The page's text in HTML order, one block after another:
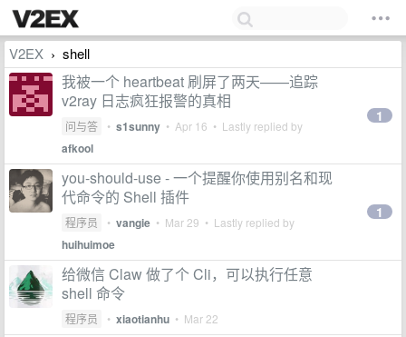
V2EX › shell
我被一个 heartbeat 刷屏了两天——追踪
v2ray 日志疯狂报警的真相
问与答 • s1sunny • Apr 16 • Lastly replied by
afkool
1
you-should-use - 一个提醒你使用别名和现
代命令的 Shell 插件
程序员 • vangie • Mar 29 • Lastly replied by
huihuimoe
1
给微信 Claw 做了个 Cli，可以执行任意
shell 命令
程序员 • xiaotianhu • Mar 22